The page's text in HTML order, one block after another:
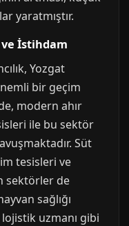
yaratmıştır.
ve İstihdam
Yozgat
bir geçim
modern ahır
ile bu sektör
Süt
tesisleri ve
sektörler de
sağlığı
uzmanı gibi